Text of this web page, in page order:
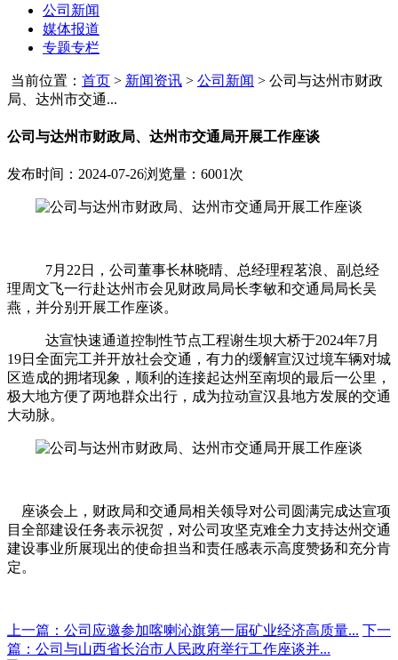
公司新闻
媒体报道
专题专栏
当前位置： 首页 > 新闻资讯 > 公司新闻 > 公司与达州市财政
局、达州市交通...
公司与达州市财政局、达州市交通局开展工作座谈
发布时间：2024-07-26浏览量：6001次
7月 22日，公司董事长林晓晴、总经理程茗浪、副总经
理周文飞一行赴达州市会见财政局局长李敏和交通局局长吴
燕，并分别开展工作座谈。
达宣快速通道控制性节点工程谢生坝大桥于2024年7月
19日全面完工并开放社会交通，有力的缓解宣汉过境车辆对城
区造成的拥堵现象，顺利的连接起达州至南坝的最后一公里，
极大地方便了两地群众出行，成为拉动宣汉县地方发展的交通
大动脉。
座谈会上，财政局和交通局相关领导对公司圆满完成达宣项
目全部建设任务表示祝贺，对公司攻坚克难全力支持达州交通
建设事业所展现出的使命担当和责任感表示高度赞扬和充分肯
定。
上一篇：公司应邀参加喀喇沁旗第一届矿业经济高质量... 下一
篇：公司与山西省长治市人民政府举行工作座谈并...